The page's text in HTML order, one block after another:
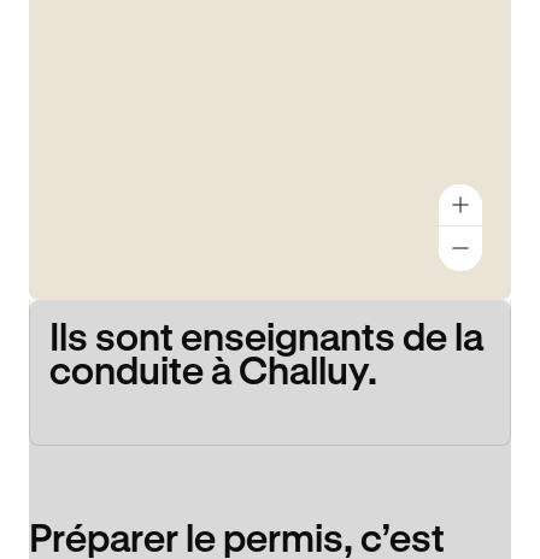
Ils sont enseignants de la
conduite à Challuy.
Préparer le permis, c’est